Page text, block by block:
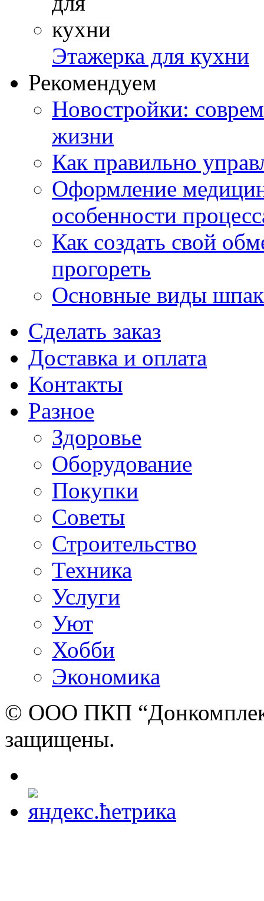
Этажерка для кухни
Рекомендуем
Новостройки:
жизни
Как правильно
Оформление
особенности
Как создать свой
прогореть
Основные виды
Сделать заказ
Доставка и оплата
Контакты
Разное
Здоровье
Оборудование
Покупки
Советы
Строительство
Техника
Услуги
Уют
Хобби
Экономика
© ООО ПКП
защищены.